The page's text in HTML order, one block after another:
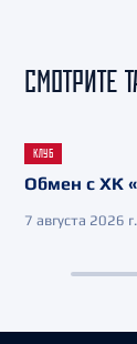
СМОТРИТЕ
КЛУБ
Обмен с ХК
7 августа 2026 г.